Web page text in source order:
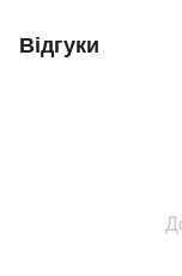
Відгуки